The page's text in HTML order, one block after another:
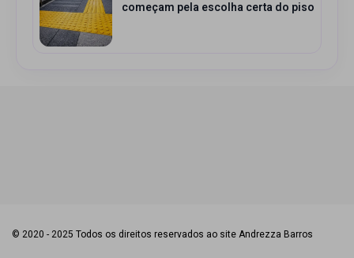
começam pela escolha certa do piso
© 2020 - 2025 Todos os direitos reservados ao site Andrezza Barros